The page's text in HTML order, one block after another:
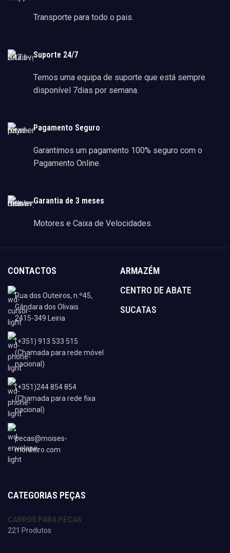
Transporte para todo o pais.
Suporte 24/7
Temos uma equipa de suporte que está sempre
disponível 7dias por semana.
Pagamento Seguro
Garantimos um pagamento 100% seguro com o
Pagamento Online.
Garantia de 3 meses
Motores e Caixa de Velocidades.
CONTACTOS
Rua dos Outeiros, n.º45,
Gândara dos Olivais
2415-349 Leiria
(+351) 913 533 515
(Chamada para rede móvel
nacional)
(+351)244 854 854
(Chamada para rede fixa
nacional)
pecas@moises-
monteiro.com
ARMAZÉM
CENTRO DE ABATE
SUCATAS
CATEGORIAS PEÇAS
CARROS PARA PEÇAS
221 Produtos